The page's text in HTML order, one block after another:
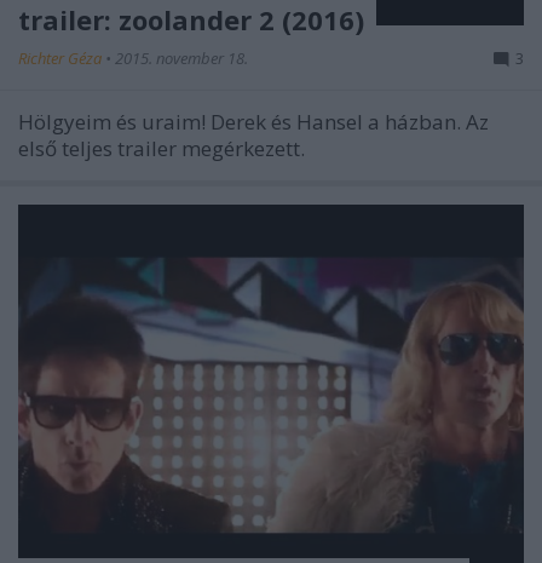
trailer: zoolander 2 (2016)
Richter Géza • 2015. november 18. 3
Hölgyeim és uraim! Derek és Hansel a házban. Az
első teljes trailer megérkezett.